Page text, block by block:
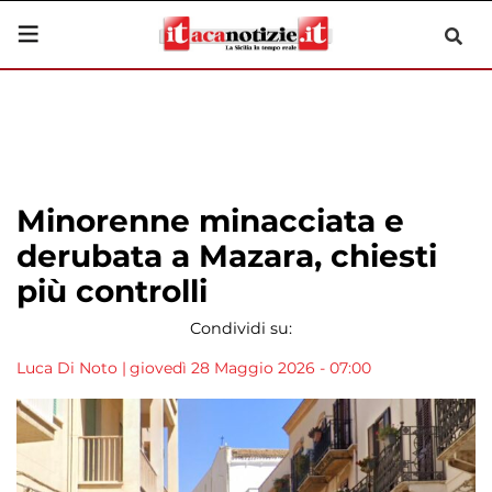
Minorenne minacciata e
derubata a Mazara, chiesti
più controlli
Condividi su:
Luca Di Noto | giovedì 28 Maggio 2026 - 07:00